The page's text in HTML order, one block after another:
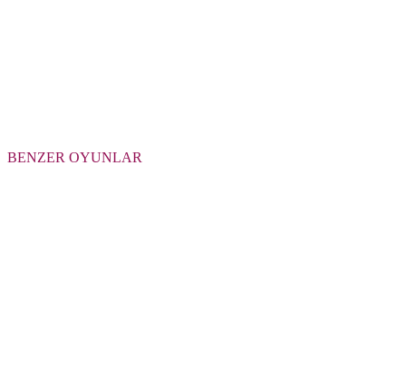
BENZER OYUNLAR